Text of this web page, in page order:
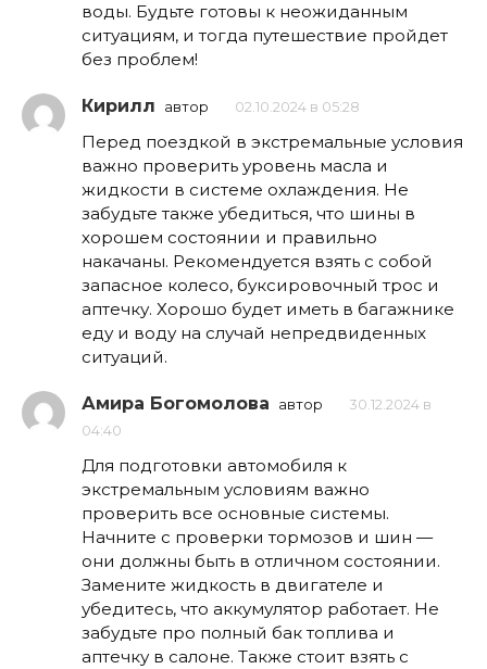
воды. Будьте готовы к неожиданным
ситуациям, и тогда путешествие пройдет
без проблем!
Кирилл автор 02.10.2024 в 05:28
Перед поездкой в экстремальные условия
важно проверить уровень масла и
жидкости в системе охлаждения. Не
забудьте также убедиться, что шины в
хорошем состоянии и правильно
накачаны. Рекомендуется взять с собой
запасное колесо, буксировочный трос и
аптечку. Хорошо будет иметь в багажнике
еду и воду на случай непредвиденных
ситуаций.
Амира Богомолова автор
30.12.2024 в
04:40
Для подготовки автомобиля к
экстремальным условиям важно
проверить все основные системы.
Начните с проверки тормозов и шин —
они должны быть в отличном состоянии.
Замените жидкость в двигателе и
убедитесь, что аккумулятор работает. Не
забудьте про полный бак топлива и
аптечку в салоне. Также стоит взять с